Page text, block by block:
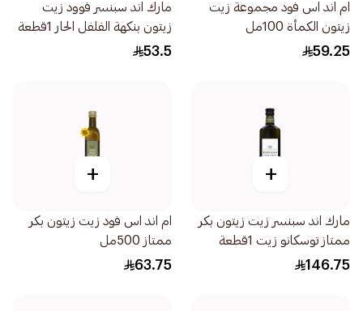
ام اند اس فود مجموعة زيت
زيتون الكمأة 100مل
59.25
مارك اند سبنسر فوود زيت
زيتون بنكهة الفلفل الحار 1قطعة
53.5
+
مارك اند سبنسر زيت زيتون بكر
ممتاز توسكانو زيت 1قطعة
146.75
+
ام اند اس فود زيت زيتون بكر
ممتاز 500مل
63.75